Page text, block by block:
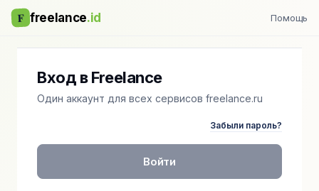
F freelance.id Помощь
Вход в Freelance
Один аккаунт для всех сервисов freelance.ru
Забыли пароль?
Войти